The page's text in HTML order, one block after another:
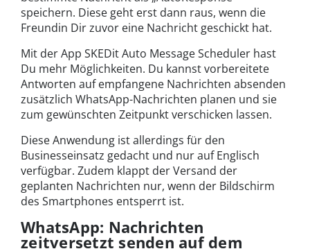
speichern. Diese geht erst dann raus, wenn die
Freundin Dir zuvor eine Nachricht geschickt hat.
Mit der App SKEDit Auto Message Scheduler hast
Du mehr Möglichkeiten. Du kannst vorbereitete
Antworten auf empfangene Nachrichten absenden
zusätzlich WhatsApp-Nachrichten planen und sie
zum gewünschten Zeitpunkt verschicken lassen.
Diese Anwendung ist allerdings für den
Businesseinsatz gedacht und nur auf Englisch
verfügbar. Zudem klappt der Versand der
geplanten Nachrichten nur, wenn der Bildschirm
des Smartphones entsperrt ist.
WhatsApp: Nachrichten
zeitversetzt senden auf dem